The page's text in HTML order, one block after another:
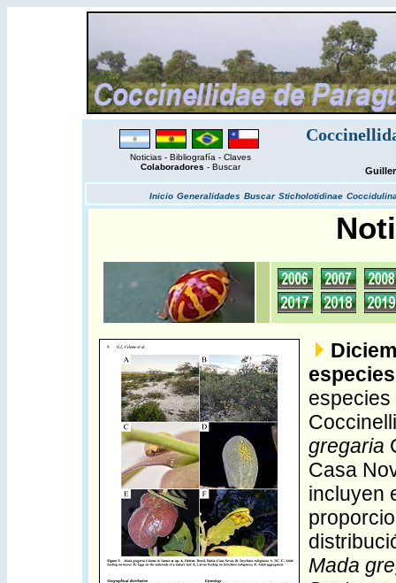
Noticias- Bibliografía - Claves
Colaboradores - Buscar
Inicio Generalidades Buscar Sticholotidinae
gregaria
Casa
incluyen
Mada